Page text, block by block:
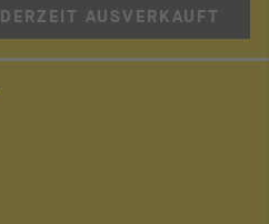
DERZEIT AUSVERKAUFT